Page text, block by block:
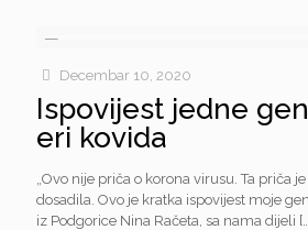
Decembar 10, 2020
Ispovijest jedne
eri kovida
„Ovo nije priča o korona virusu. Ta priča
dosadila. Ovo je kratka ispovijest moje
iz Podgorice Nina Račeta, sa nama dijeli